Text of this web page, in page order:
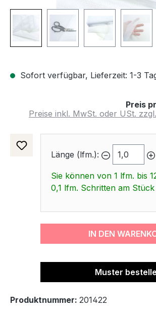
Sofort verfügbar, Lieferzeit: 1-3
Preis
Preise inkl. MwSt. oder USt.
Länge (lfm.):
Sie können von 1 lfm. bis
0,1 lfm. Schritten am
IN DEN
Muster
Produktnummer: 201422